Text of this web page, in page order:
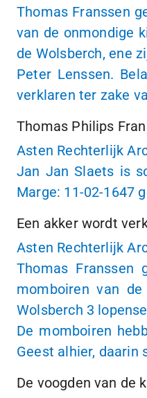
Thomas Franssen
van de onmondige
de Wolsberch, ene
Peter Lenssen.
verklaren ter zake
Thomas Philips
Asten Rechterlijk
Jan Jan Slaets is
Marge: 11-02-1647
Een akker wordt
Asten Rechterlijk
Thomas Franssen
momboiren van
Wolsberch 3 lopense
De momboiren
Geest alhier, daarin
De voogden van de